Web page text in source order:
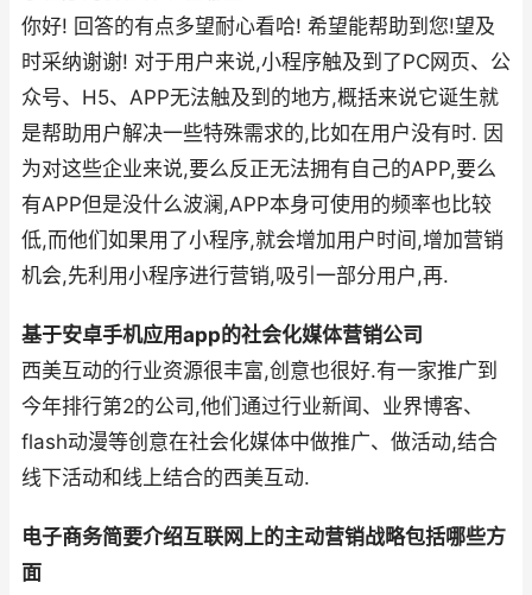
你好! 回答的有点多望耐心看哈! 希望能帮助到您!望及
时采纳谢谢! 对于用户来说,小程序触及到了PC网页、公
众号、H5、APP无法触及到的地方,概括来说它诞生就
是帮助用户解决一些特殊需求的,比如在用户没有时. 因
为对这些企业来说,要么反正无法拥有自己的APP,要么
有APP但是没什么波澜,APP本身可使用的频率也比较
低,而他们如果用了小程序,就会增加用户时间,增加营销
机会,先利用小程序进行营销,吸引一部分用户,再.
基于安卓手机应用app的社会化媒体营销公司
西美互动的行业资源很丰富,创意也很好.有一家推广到
今年排行第2的公司,他们通过行业新闻、业界博客、
flash动漫等创意在社会化媒体中做推广、做活动,结合
线下活动和线上结合的西美互动.
电子商务简要介绍互联网上的主动营销战略包括哪些方
面